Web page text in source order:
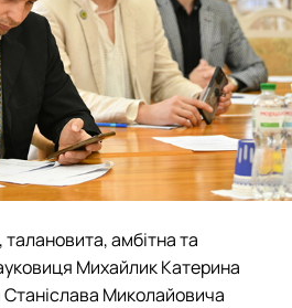
амбітна та
Михайлик Катерина
Миколайовича